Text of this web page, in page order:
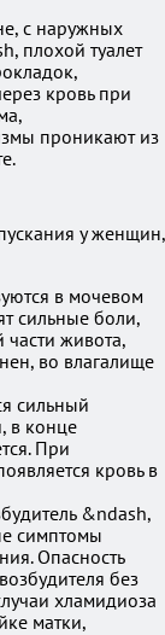
с наружных
плохой туалет
кровь при
проникают из
у женщин,
в мочевом
сильные боли,
живота,
во влагалище
сильный
в конце
При
кровь в
&ndash,
симптомы
Опасность
без
хламидиоза
матки,